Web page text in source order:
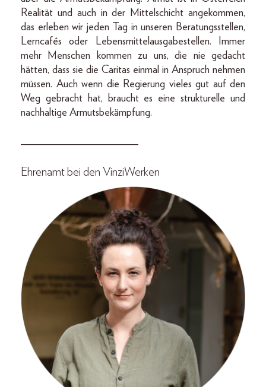
Realität und auch in der Mittelschicht angekommen,
das erleben wir jeden Tag in unseren Beratungsstellen,
Lerncafés oder Lebensmittelausgabestellen. Immer
mehr Menschen kommen zu uns, die nie gedacht
hätten, dass sie die Caritas einmal in Anspruch nehmen
müssen. Auch wenn die Regierung vieles gut auf den
Weg gebracht hat, braucht es eine strukturelle und
nachhaltige Armutsbekämpfung.
______________________
Ehrenamt bei den VinziWerken